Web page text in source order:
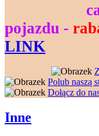
pojazdu -
LINK
Polub naszą
Dołącz do
Inne